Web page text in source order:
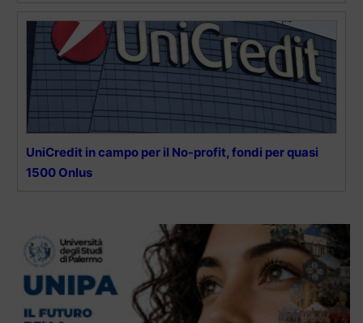
UniCredit in campo per il No-profit, fondi per quasi
1500 Onlus